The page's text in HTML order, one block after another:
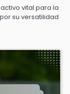
vital para la
su versatilidad